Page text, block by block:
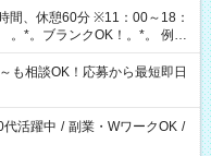
間、休憩60分 ※11：00～18：
ールセンター/受付/販売/カフェ
ント/化粧品販売/など 様々な
♪
も相談OK！応募から最短即日
代活躍中 / 副業・WワークOK /